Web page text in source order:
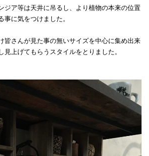
ジア等は天井に吊るし、より植物の本来の位置
に気をつけました。
皆さんが見た事の無いサイズを中心に集め出来
見上げてもらうスタイルをとりました。